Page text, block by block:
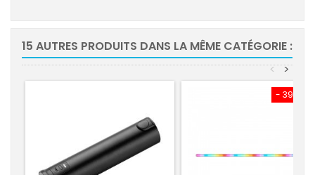
15 AUTRES PRODUITS DANS LA MÊME CATÉGORIE :
>
<
- 390,74